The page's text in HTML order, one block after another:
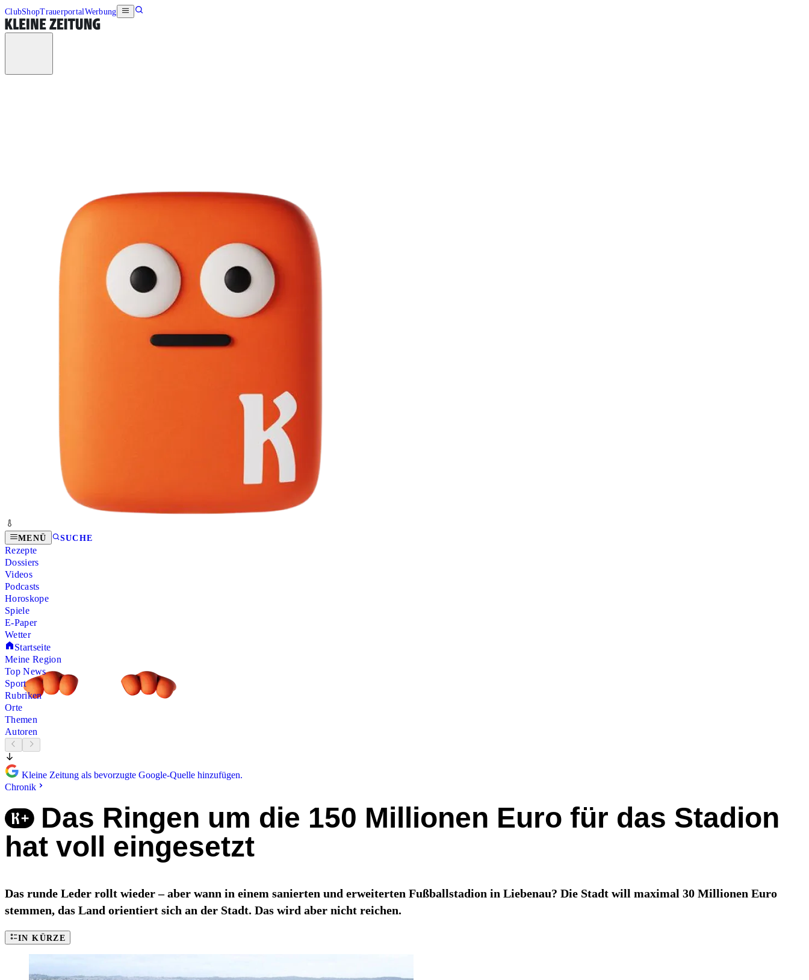
ClubShopTrauerportalWerbung
MENÜ SUCHE
Rezepte
Dossiers
Videos
Podcasts
Horoskope
Spiele
E-Paper
Wetter
Startseite
Meine Region
Top News
Sport
Rubriken
Orte
Themen
Autoren
Kleine Zeitung als bevorzugte Google-Quelle hinzufügen.
Chronik
Das Ringen um die 150 Millionen Euro für das Stadion
hat voll eingesetzt
Das runde Leder rollt wieder – aber wann in einem sanierten und erweiterten Fußballstadion in Liebenau? Die Stadt will maximal 30 Millionen Euro
stemmen, das Land orientiert sich an der Stadt. Das wird aber nicht reichen.
IN KÜRZE